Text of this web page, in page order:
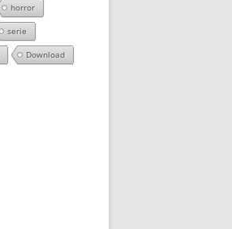
horror
serie
Download